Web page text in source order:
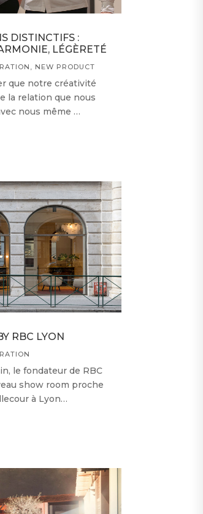
DISTINCTIFS :
LÉGÈRETÉ
, NEW PRODUCT
que notre créativité
la relation que nous
nous même …
RBC LYON
le fondateur de RBC
show room proche
à Lyon…